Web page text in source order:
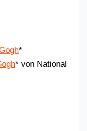
*
* von National